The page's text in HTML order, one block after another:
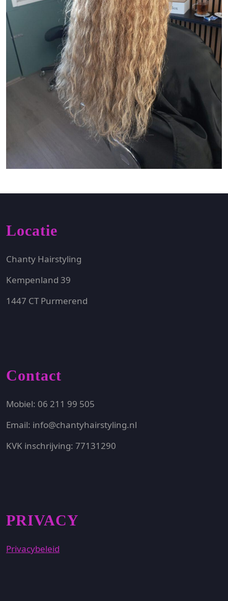
Locatie
Chanty Hairstyling
Kempenland 39
1447 CT Purmerend
Contact
Mobiel: 06 211 99 505
Email: info@chantyhairstyling.nl
KVK inschrijving: 77131290
PRIVACY
Privacybeleid